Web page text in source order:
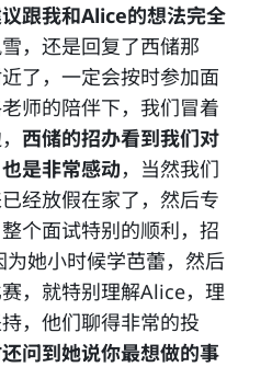
跟我和Alice的想法完全
，还是回复了西储那
了，一定会按时参加面
师的陪伴下，我们冒着
西储的招办看到我们对
是非常感动，当然我们
经放假在家了，然后专
个面试特别的顺利，招
她小时候学芭蕾，然后
，就特别理解Alice，理
，他们聊得非常的投
问到她说你最想做的事